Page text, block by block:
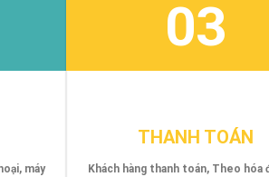
máy
03
THANH TOÁN
Khách hàng thanh toán, Theo hóa